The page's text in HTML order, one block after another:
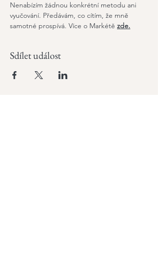
Nenabízím žádnou konkrétní metodu ani
vyučování. Předávám, co cítím, že mně
samotné prospívá. Více o Markétě zde.
Sdílet událost